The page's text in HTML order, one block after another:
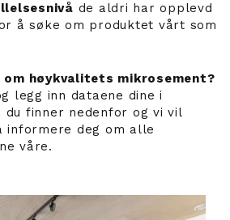
de aldri har opplevd
å søke om produktet vårt som
høykvalitets mikrosement?
legg inn dataene dine i
du finner nedenfor og vi vil
informere deg om alle
våre.